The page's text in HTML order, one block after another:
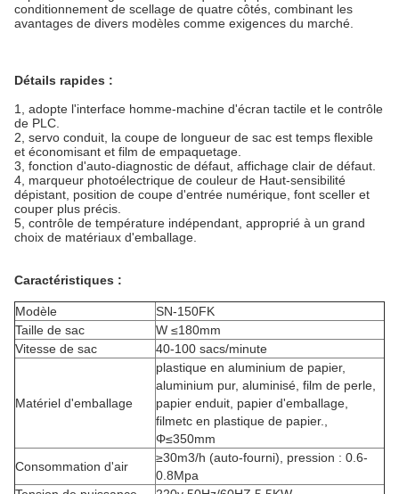
conditionnement de scellage de quatre côtés, combinant les
avantages de divers modèles comme exigences du marché.
Détails rapides :
1, adopte l'interface homme-machine d'écran tactile et le contrôle
de PLC.
2, servo conduit, la coupe de longueur de sac est temps flexible
et économisant et film de empaquetage.
3, fonction d'auto-diagnostic de défaut, affichage clair de défaut.
4, marqueur photoélectrique de couleur de Haut-sensibilité
dépistant, position de coupe d'entrée numérique, font sceller et
couper plus précis.
5, contrôle de température indépendant, approprié à un grand
choix de matériaux d'emballage.
Caractéristiques :
Modèle
SN-150FK
Taille de sac
W ≤180mm
Vitesse de sac
40-100 sacs/minute
Matériel d'emballage
plastique en aluminium de papier,
aluminium pur, aluminisé, film de perle,
papier enduit, papier d'emballage,
filmetc en plastique de papier.,
Φ≤350mm
Consommation d'air
≥30m3/h (auto-fourni), pression : 0.6-
0.8Mpa